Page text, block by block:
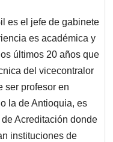
es el jefe de gabinete
es académica y
últimos 20 años que
del vicecontralor
ser profesor en
la de Antioquia, es
Acreditación donde
instituciones de